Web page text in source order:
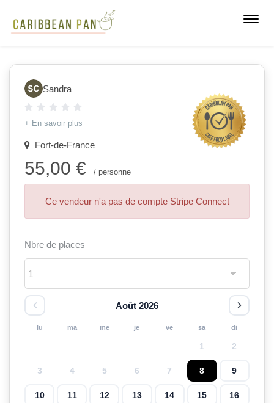
Sandra
+ En savoir plus
Fort-de-France
55,00 € / personne
Ce vendeur n'a pas de compte Stripe Connect
Nbre de places
Août 2026
lu ma me je ve sa di
1 2
3 4 5 6 7 8 9
10 11 12 13 14 15 16